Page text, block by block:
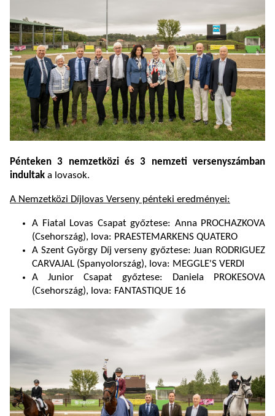
Pénteken 3 nemzetközi és 3 nemzeti versenyszámban
indultak a lovasok.
A Nemzetközi Díjlovas Verseny pénteki eredményei:
A Fiatal Lovas Csapat győztese: Anna PROCHAZKOVA
(Csehország), lova: PRAESTEMARKENS QUATERO
A Szent György Díj verseny győztese: Juan RODRIGUEZ
CARVAJAL (Spanyolország), lova: MEGGLE'S VERDI
A Junior Csapat győztese: Daniela PROKESOVA
(Csehország), lova: FANTASTIQUE 16